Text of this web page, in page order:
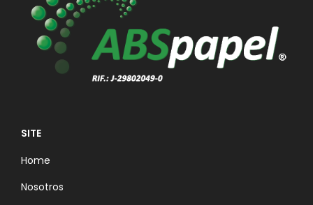
SITE
Home
Nosotros